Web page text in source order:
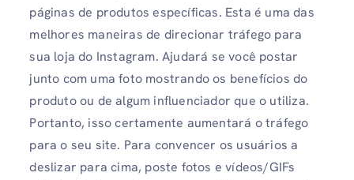
páginas de produtos específicas. Esta é uma das
melhores maneiras de direcionar tráfego para
sua loja do Instagram. Ajudará se você postar
junto com uma foto mostrando os benefícios do
produto ou de algum influenciador que o utiliza.
Portanto, isso certamente aumentará o tráfego
para o seu site. Para convencer os usuários a
deslizar para cima, poste fotos e vídeos/GIFs